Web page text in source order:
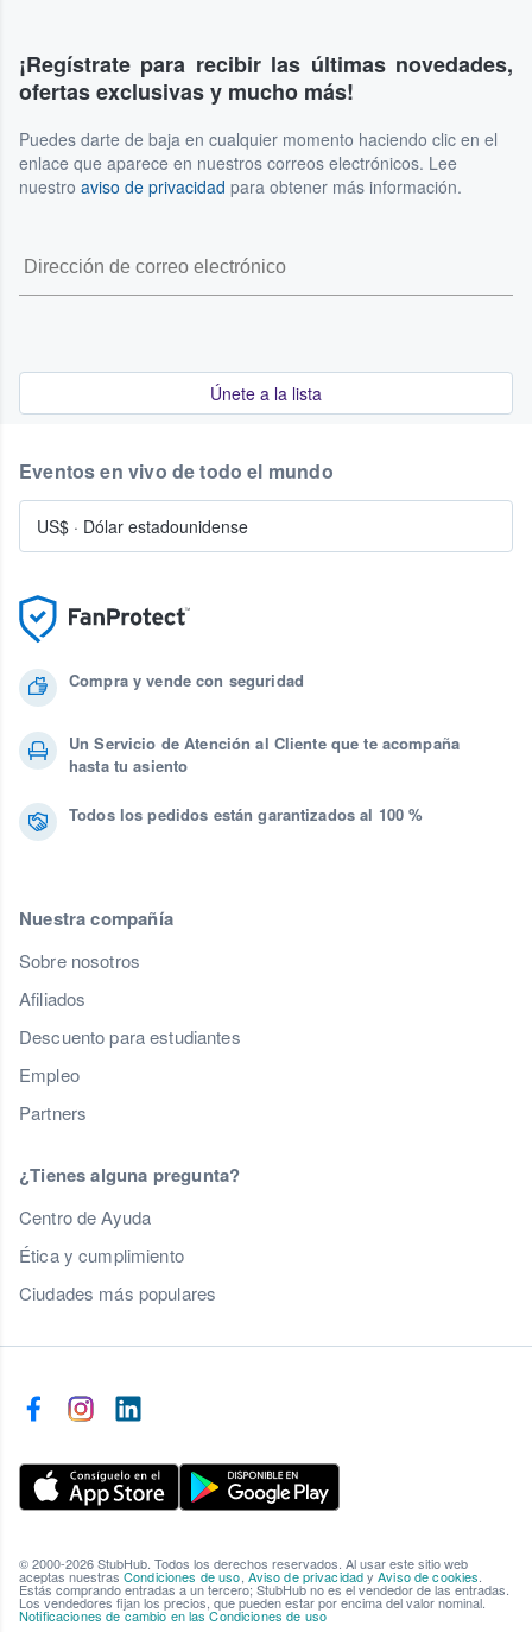
¡Regístrate para recibir las últimas novedades,
ofertas exclusivas y mucho más!
Puedes darte de baja en cualquier momento haciendo clic en el
enlace que aparece en nuestros correos electrónicos. Lee
nuestro aviso de privacidad para obtener más información.
Únete a la lista
Compra y vende con seguridad
Un Servicio de Atención al Cliente que te acompaña
hasta tu asiento
Todos los pedidos están garantizados al 100 %
Nuestra compañía
Sobre nosotros
Afiliados
Descuento para estudiantes
Empleo
Partners
¿Tienes alguna pregunta?
Centro de Ayuda
Ética y cumplimiento
Ciudades más populares
Eventos en vivo de todo el mundo
US$ · Dólar estadounidense
© 2000-2026 StubHub. Todos los derechos reservados. Al usar este sitio web
aceptas nuestras Condiciones de uso, Aviso de privacidadyAviso de cookies.
Estás comprando entradas a un tercero; StubHub no es el vendedor de las entradas.
Los vendedores fijan los precios, que pueden estar por encima del valor nominal.
Notificaciones de cambio en las Condiciones de uso